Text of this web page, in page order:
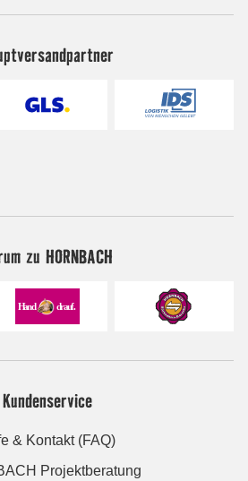
zu HORNBACH
Kundenservice
& Kontakt (FAQ)
Projektberatung